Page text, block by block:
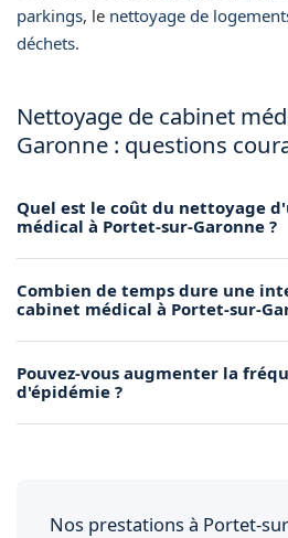
parkings, le nettoyage de
déchets.
Nettoyage de cabinet
Garonne : questions
Quel est le coût du nettoyage
médical à Portet-sur-Garonne ?
nous pour un devis gratuit adapté
Combien de temps dure une
cabinet médical à Portet-sur-
un nettoyage complet et une
Portet-sur-Garonne.
Pouvez-vous augmenter la
d'épidémie ?
Nos prestations à Portet-